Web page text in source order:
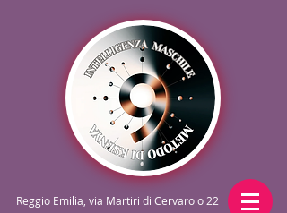
Reggio Emilia, via Martiri di Cervarolo 22